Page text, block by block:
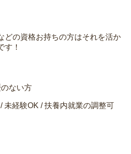
どの資格お持ちの方はそれを活か
す！
ない方
未経験OK / 扶養内就業の調整可